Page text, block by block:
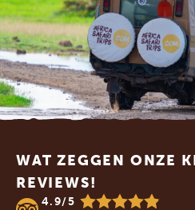
WAT ZEGGEN ONZE
REVIEWS!
4.9/5